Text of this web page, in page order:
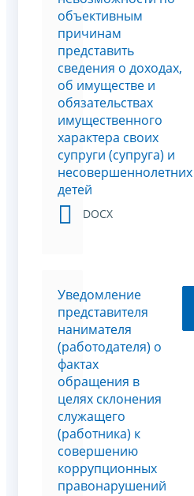
объективным
причинам
представить
сведения о доходах,
об имуществе и
обязательствах
имущественного
характера своих
супруги (супруга) и
несовершеннолетних
детей
DOCX
Уведомление
представителя
нанимателя
(работодателя) о
фактах
обращения в
целях склонения
служащего
(работника) к
совершению
коррупционных
правонарушений